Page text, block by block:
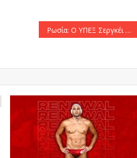
Ρωσία: Ο ΥΠΕΞ Σεργκέι Λαβρόφ θα παραστεί στη σύνοδο του ΟΑΣΕ στη Μάλτα – Πρώτη επίσκεψη σε χώρα της ΕΕ μετά την εισβολή στην Ουκρανία